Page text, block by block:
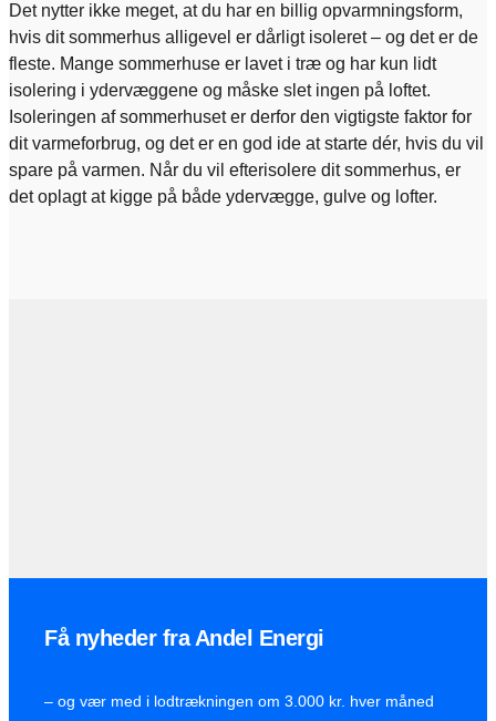
Det nytter ikke meget, at du har en billig opvarmningsform,
hvis dit sommerhus alligevel er dårligt isoleret – og det er de
fleste. Mange sommerhuse er lavet i træ og har kun lidt
isolering i ydervæggene og måske slet ingen på loftet.
Isoleringen af sommerhuset er derfor den vigtigste faktor for
dit varmeforbrug, og det er en god ide at starte dér, hvis du vil
spare på varmen. Når du vil efterisolere dit sommerhus, er
det oplagt at kigge på både ydervægge, gulve og lofter.
Få nyheder fra Andel Energi
– og vær med i lodtrækningen om 3.000 kr. hver måned